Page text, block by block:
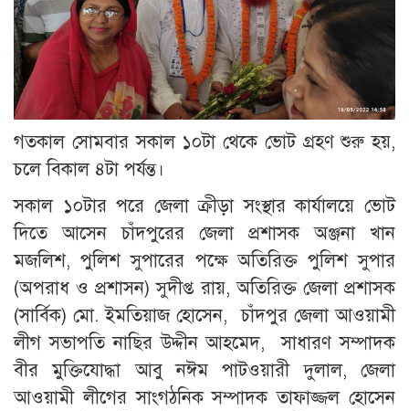
গতকাল সোমবার সকাল ১০টা থেকে ভোট গ্রহণ শুরু হয়,
চলে বিকাল ৪টা পর্যন্ত।
সকাল ১০টার পরে জেলা ক্রীড়া সংস্থার কার্যালয়ে ভোট
দিতে আসেন চাঁদপুরের জেলা প্রশাসক অঞ্জনা খান
মজলিশ, পুলিশ সুপারের পক্ষে অতিরিক্ত পুলিশ সুপার
(অপরাধ ও প্রশাসন) সুদীপ্ত রায়, অতিরিক্ত জেলা প্রশাসক
(সার্বিক) মো. ইমতিয়াজ হোসেন, চাঁদপুর জেলা আওয়ামী
লীগ সভাপতি নাছির উদ্দীন আহমেদ, সাধারণ সম্পাদক
বীর মুক্তিযোদ্ধা আবু নঈম পাটওয়ারী দুলাল, জেলা
আওয়ামী লীগের সাংগঠনিক সম্পাদক তাফাজ্জল হোসেন